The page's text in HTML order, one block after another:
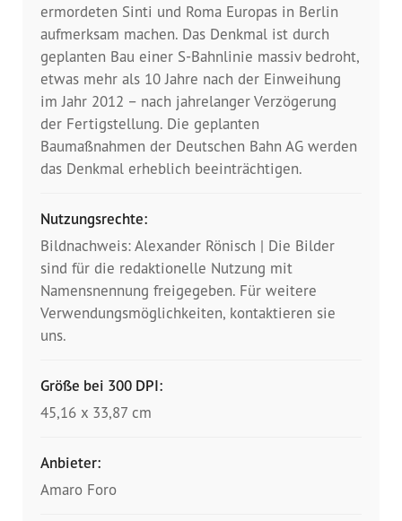
Mediathek
Plakate
Presse
Pressemitteilungen
Positionen
Pressespiegel
Glossar
ermordeten Sinti und Roma Europas in Berlin
aufmerksam machen. Das Denkmal ist durch
geplanten Bau einer S-Bahnlinie massiv bedroht,
etwas mehr als 10 Jahre nach der Einweihung
im Jahr 2012 – nach jahrelanger Verzögerung
der Fertigstellung. Die geplanten
Baumaßnahmen der Deutschen Bahn AG werden
das Denkmal erheblich beeinträchtigen.
Nutzungsrechte:
Bildnachweis: Alexander Rönisch | Die Bilder
sind für die redaktionelle Nutzung mit
Namensnennung freigegeben. Für weitere
Verwendungsmöglichkeiten, kontaktieren sie
uns.
Größe bei 300 DPI:
45,16 x 33,87 cm
Anbieter:
Amaro Foro